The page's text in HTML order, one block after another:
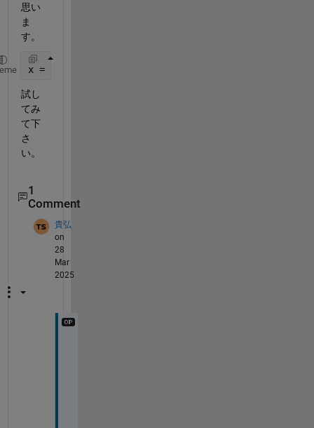
思い
ま
す。
x = zeros(10,1);
試し
てみ
て下
さ
い。
1
Comment
貴弘
on
28
Mar
2025